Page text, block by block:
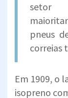
setor
pneus
correias
Em 1909, o
isopreno